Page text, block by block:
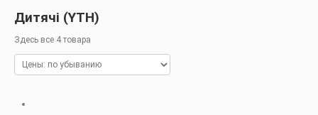
Дитячі (YTH)
Здесь все 4 товара